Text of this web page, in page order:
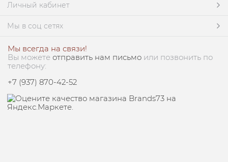
Личный кабинет
Мы в соц сетях
Мы всегда на связи!
Вы можете отправить нам письмо или позвонить по
телефону:
+7 (937) 870-42-52